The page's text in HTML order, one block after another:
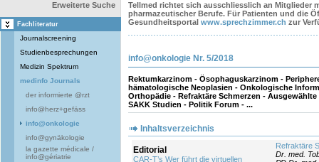
Erweiterte Suche
Fachliteratur
Journalscreening
Studienbesprechungen
Medizin Spektrum
medinfo Journals
der informierte @rzt
info@herz+gefäss
info@onkologie
info@gynäkologie
la gazette médicale /
info@gériatrie
Tellmed richtet sich ausschliesslich an Mitglieder
pharmazeutischer Berufe. Für Patienten und die
Gesundheitsportal www.sprechzimmer.ch zur
info@onkologie Nr. 5/2018
Rektumkarzinom - Ösophaguskarzinom -
hämatologische Neoplasien - Onkologische
Orthopädie - Refraktäre Schmerzen -
SAKK Studien - Politik Forum - ...
Inhaltsverzeichnis
Editorial
CAR-T’s Wer führt die virtuellen
Refraktäre
Dr. med.